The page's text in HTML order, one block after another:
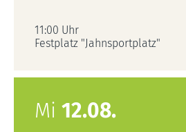
11:00 Uhr
Festplatz "Jahnsportplatz"
Mi 12.08.